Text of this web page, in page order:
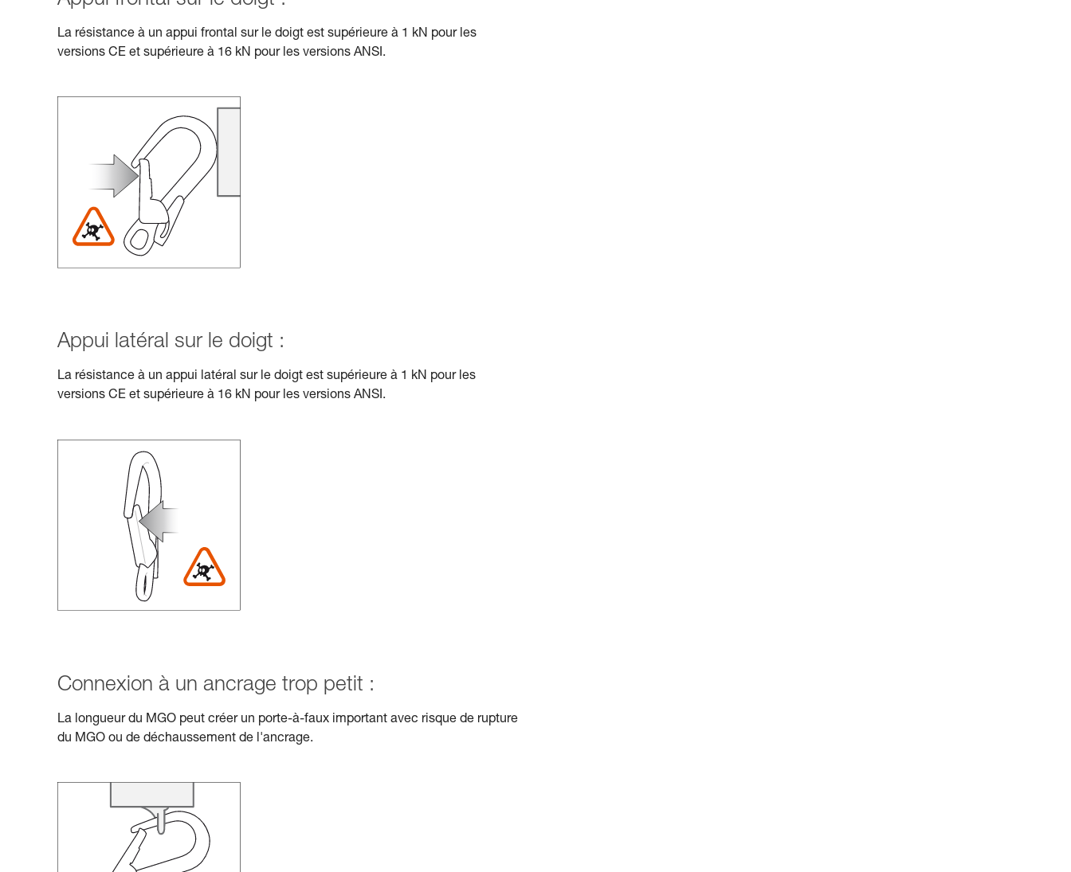
La résistance à un appui frontal sur le doigt est supérieure à 1 kN pour les
versions CE et supérieure à 16 kN pour les versions ANSI.
Appui latéral sur le doigt :
La résistance à un appui latéral sur le doigt est supérieure à 1 kN pour les
versions CE et supérieure à 16 kN pour les versions ANSI.
Connexion à un ancrage trop petit :
La longueur du MGO peut créer un porte-à-faux important avec risque de rupture
du MGO ou de déchaussement de l'ancrage.